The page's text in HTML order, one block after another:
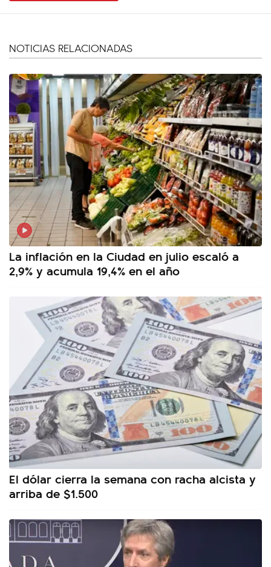
NOTICIAS RELACIONADAS
La inflación en la Ciudad en julio escaló a
2,9% y acumula 19,4% en el año
El dólar cierra la semana con racha alcista y
arriba de $1.500